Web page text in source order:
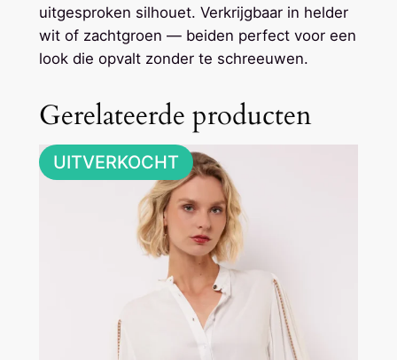
a
a
n
a
uitgesproken silhouet. Verkrijgbaar in helder
wit of zachtgroen — beiden perfect voor een
look die opvalt zonder te schreeuwen.
Gerelateerde producten
UITVERKOCHT